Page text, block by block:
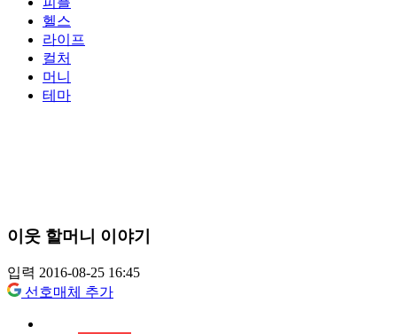
헬스
라이프
컬처
머니
테마
이웃 할머니 이야기
입력 2016-08-25 16:45
선호매체 추가